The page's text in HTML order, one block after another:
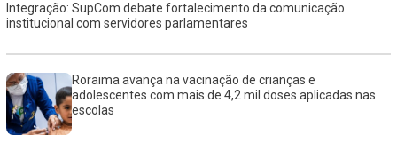
Integração: SupCom debate fortalecimento da comunicação
institucional com servidores parlamentares
Roraima avança na vacinação de crianças e
adolescentes com mais de 4,2 mil doses aplicadas nas
escolas